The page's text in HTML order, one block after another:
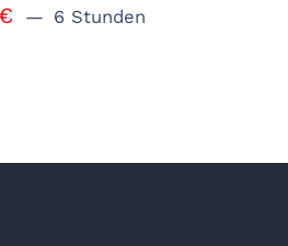
€ 6 Stunden